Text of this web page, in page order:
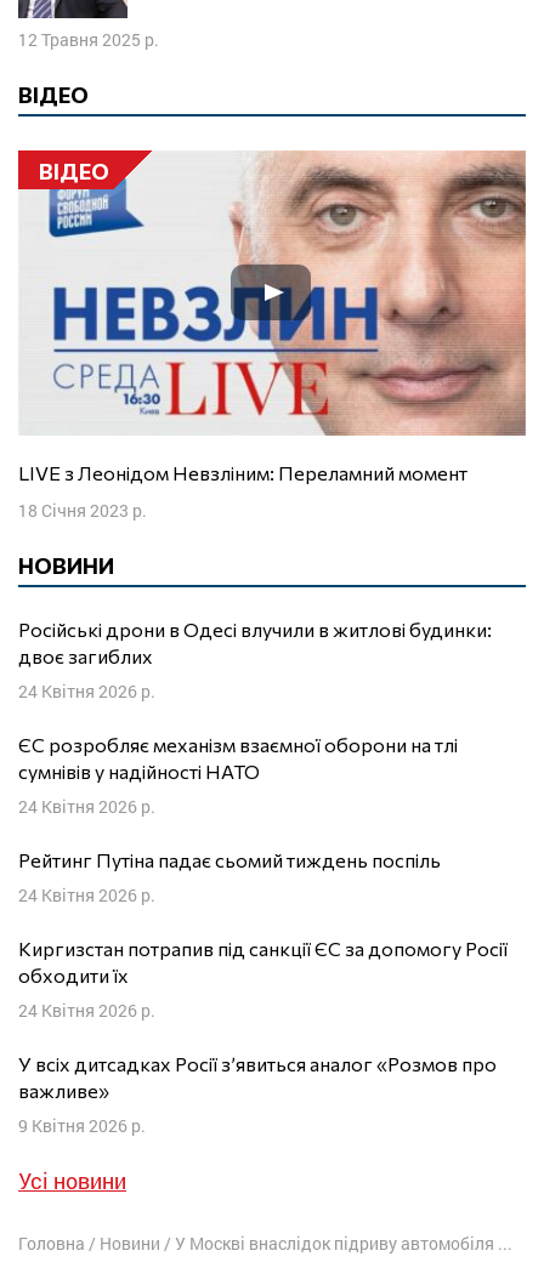
12 Травня 2025 р.
ВІДЕО
ВІДЕО
LIVE з Леонідом Невзліним: Переламний момент
18 Січня 2023 р.
НОВИНИ
Російські дрони в Одесі влучили в житлові будинки:
двоє загиблих
24 Квітня 2026 р.
ЄС розробляє механізм взаємної оборони на тлі
сумнівів у надійності НАТО
24 Квітня 2026 р.
Рейтинг Путіна падає сьомий тиждень поспіль
24 Квітня 2026 р.
Киргизстан потрапив під санкції ЄС за допомогу Росії
обходити їх
24 Квітня 2026 р.
У всіх дитсадках Росії з’явиться аналог «Розмов про
важливе»
9 Квітня 2026 р.
Усі новини
Головна / Новини / У Москві внаслідок підриву автомобіля загинув генерал Генштабу